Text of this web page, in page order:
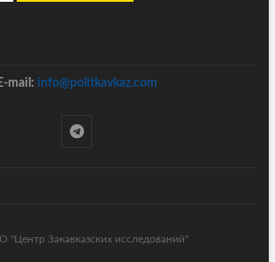
E-mail: info@politkavkaz.com
Закавказских исследований"